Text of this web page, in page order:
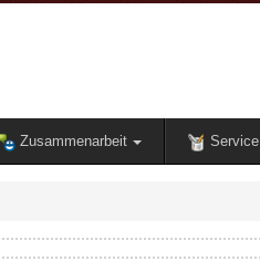
Zusammenarbeit Service